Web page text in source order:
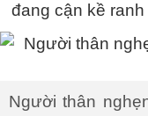
đang cận kề
Người thân